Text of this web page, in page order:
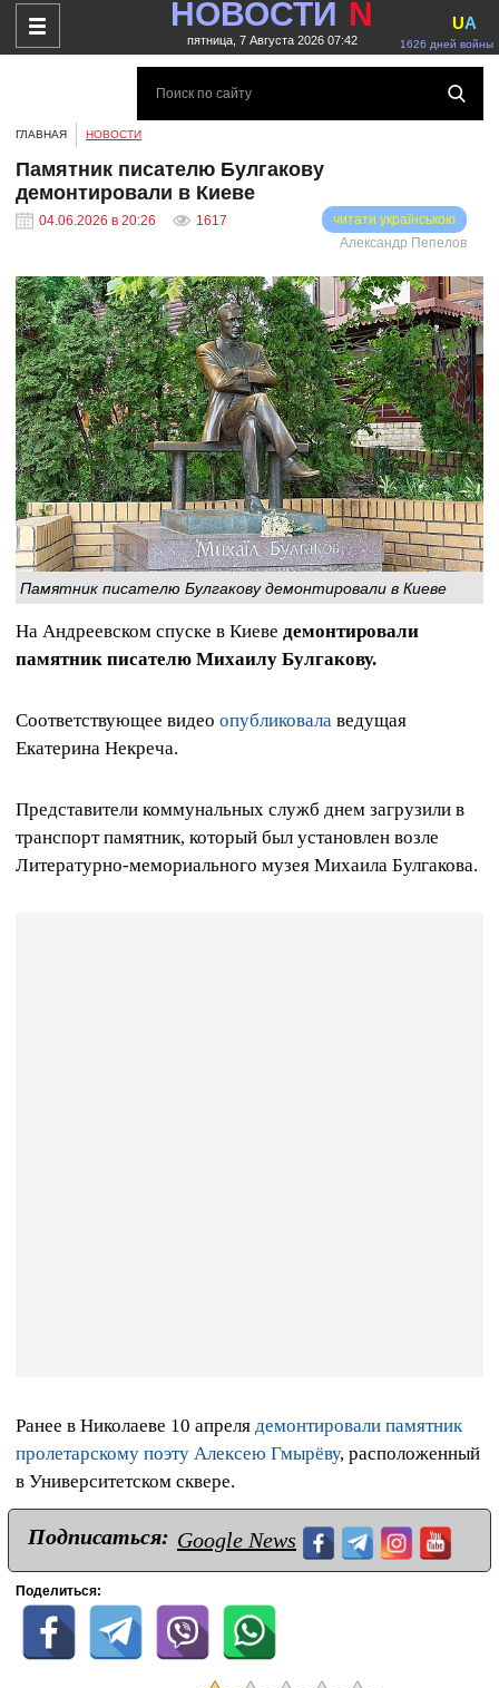
НОВОСТИ N
пятница, 7 Августа 2026 07:42 1626 дней войны
UA
ГЛАВНАЯ НОВОСТИ
Памятник писателю Булгакову
демонтировали в Киеве
04.06.2026 в 20:26 1617
читати українською
Александр Пепелов
Памятник писателю Булгакову демонтировали в Киеве
На Андреевском спуске в Киеве демонтировали
памятник писателю Михаилу Булгакову.
Соответствующее видео опубликовала ведущая
Екатерина Некреча.
Представители коммунальных служб днем загрузили в
транспорт памятник, который был установлен возле
Литературно-мемориального музея Михаила Булгакова.
Ранее в Николаеве 10 апреля демонтировали памятник
пролетарскому поэту Алексею Гмырёву, расположенный
в Университетском сквере.
Подписаться: Google News
Поделиться: